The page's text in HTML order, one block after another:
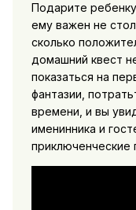
Подарите
ему важен не
сколько
домашний квест
показаться на
фантазии,
времени, и вы
именинника и
приключенческие